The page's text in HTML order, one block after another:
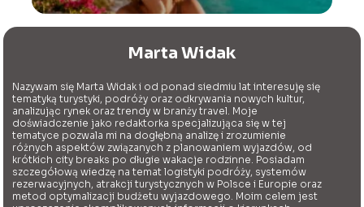
Marta Widak
Nazywam się Marta Widak i od ponad siedmiu lat interesuję się
tematyką turystyki, podróży oraz odkrywania nowych kultur,
analizując rynek oraz trendy w branży travel. Moje
doświadczenie jako redaktorka specjalizująca się w tej
tematyce pozwala mi na dogłębną analizę i zrozumienie
różnych aspektów związanych z planowaniem wyjazdów, od
krótkich city breaks po długie wakacje rodzinne. Posiadam
szczegółową wiedzę na temat logistyki podróży, systemów
rezerwacyjnych, atrakcji turystycznych w Polsce i Europie oraz
metod optymalizacji budżetu wyjazdowego. Moim celem jest